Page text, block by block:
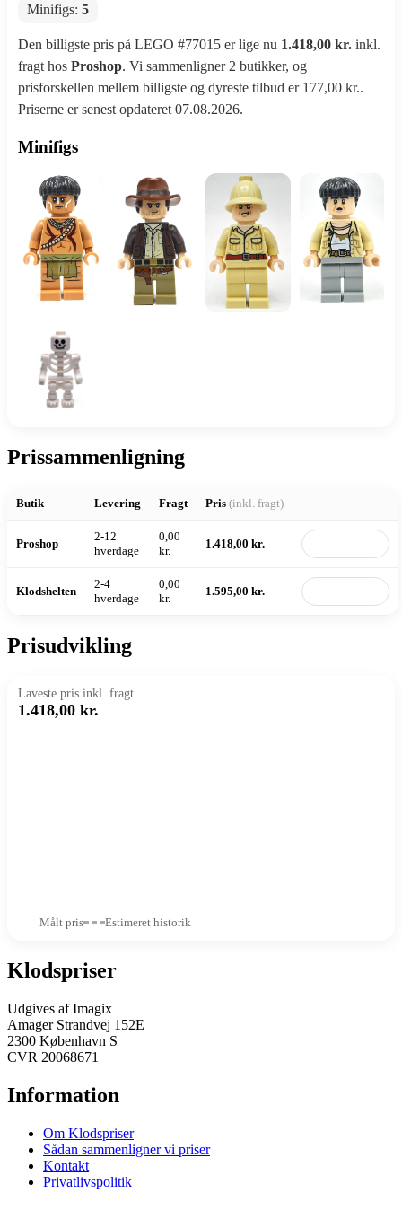
Minifigs: 5
Den billigste pris på LEGO #77015 er lige nu 1.418,00 kr. inkl.
fragt hos Proshop. Vi sammenligner 2 butikker, og
prisforskellen mellem billigste og dyreste tilbud er 177,00 kr..
Priserne er senest opdateret 07.08.2026.
Minifigs
Prissammenligning
Butik Levering Fragt Pris (inkl. fragt)
Proshop
2-12
hverdage
0,00
kr.
1.418,00 kr.
Klodshelten
2-4
hverdage
0,00
kr.
1.595,00 kr.
Prisudvikling
Laveste pris inkl. fragt
1.418,00 kr.
Målt pris Estimeret historik
Klodspriser
Udgives af Imagix
Amager Strandvej 152E
2300 København S
CVR 20068671
Information
Om Klodspriser
Sådan sammenligner vi priser
Kontakt
Privatlivspolitik